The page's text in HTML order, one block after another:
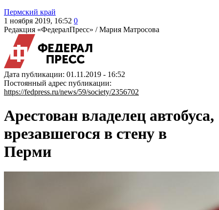
Пермский край
1 ноября 2019, 16:52 0
Редакция «ФедералПресс» /Мария Матросова
Дата публикации: 01.11.2019 - 16:52
Постоянный адрес публикации:
https://fedpress.ru/news/59/society/2356702
Арестован владелец автобуса,
врезавшегося в стену в
Перми